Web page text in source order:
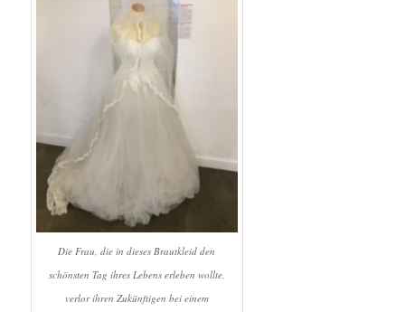
Die Frau, die in dieses Brautkleid den
schönsten Tag ihres Lebens erleben wollte,
verlor ihren Zukünftigen bei einem